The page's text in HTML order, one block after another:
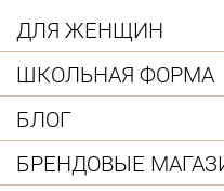
ДЛЯ ЖЕНЩИН
ШКОЛЬНАЯ ФОРМА
БЛОГ
БРЕНДОВЫЕ